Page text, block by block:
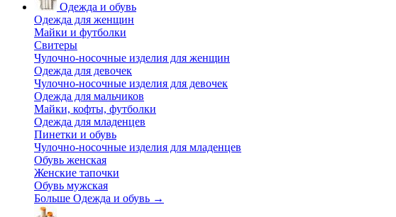
Одежда и обувь
Одежда для женщин
Майки и футболки
Свитеры
Чулочно-носочные изделия для женщин
Одежда для девочек
Чулочно-носочные изделия для девочек
Одежда для мальчиков
Майки, кофты, футболки
Одежда для младенцев
Пинетки и обувь
Чулочно-носочные изделия для младенцев
Обувь женская
Женские тапочки
Обувь мужская
Больше Одежда и обувь →